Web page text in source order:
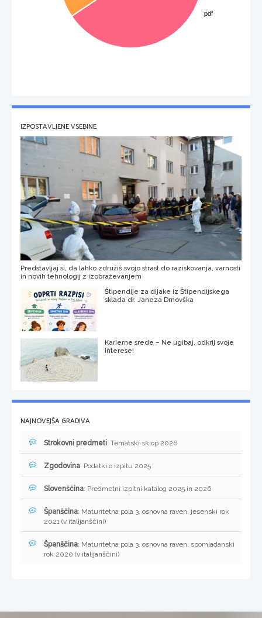
IZPOSTAVLJENE VSEBINE
Predstavljaj si, da lahko združiš svojo strast do raziskovanja, varnosti
in novih tehnologij z izobraževanjem
Štipendije za dijake iz Štipendijskega
sklada dr. Janeza Drnovška
Karierne srede – Ne ugibaj, odkrij svoje
interese!
NAJNOVEJŠA GRADIVA
Strokovni predmeti: Tematski sklop 2026
Zgodovina: Podatki o izpitu 2025
Slovenščina: Predmetni izpitni katalog 2025 in 2026
Španščina: Maturitetna pola 3, osnovna raven, jesenski rok
2021 (v italijanščini)
Španščina: Maturitetna pola 3, osnovna raven, spomladanski
rok 2020 (v italijanščini)